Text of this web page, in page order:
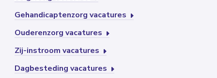
Gehandicaptenzorg vacatures
Ouderenzorg vacatures
Zij-instroom vacatures
Dagbesteding vacatures